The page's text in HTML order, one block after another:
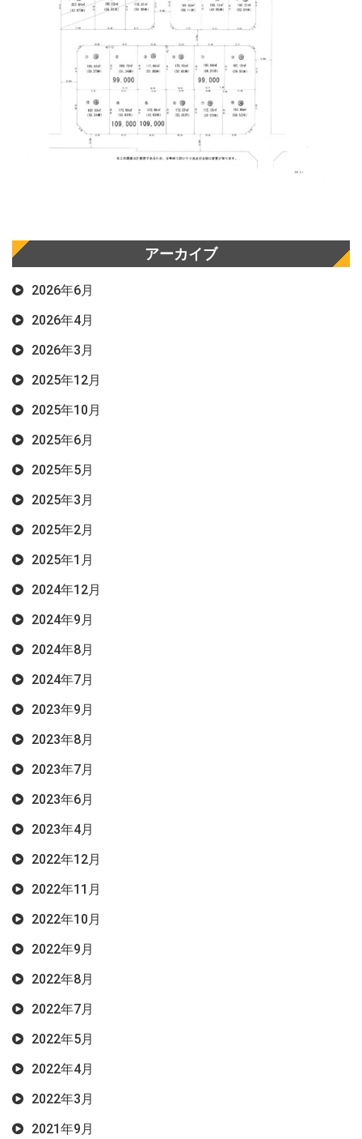
アーカイブ
2026年6月
2026年4月
2026年3月
2025年12月
2025年10月
2025年6月
2025年5月
2025年3月
2025年2月
2025年1月
2024年12月
2024年9月
2024年8月
2024年7月
2023年9月
2023年8月
2023年7月
2023年6月
2023年4月
2022年12月
2022年11月
2022年10月
2022年9月
2022年8月
2022年7月
2022年5月
2022年4月
2022年3月
2021年9月